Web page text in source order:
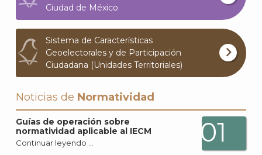
Ciudad de México
Sistema de Características
Geoelectorales y de Participación
Ciudadana (Unidades Territoriales)
Noticias de Normatividad
Guías de operación sobre
normatividad aplicable al IECM
Continuar leyendo … 01